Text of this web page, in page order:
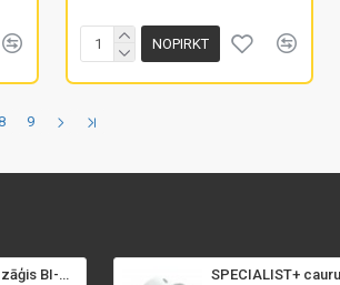
NOPIRKT
9
SPECIALIST+ caurumu zāģis BI-METAL, 95 mm